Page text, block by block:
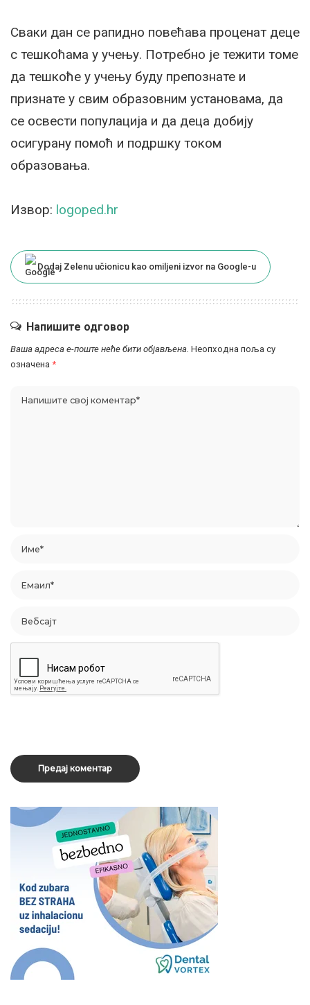
Сваки дан се рапидно повећава проценат деце
с тешкоћама у учењу. Потребно је тежити томе
да тешкоће у учењу буду препознате и
признате у свим образовним установама, да
се освести популација и да деца добију
осигурану помоћ и подршку током
образовања.
Извор: logoped.hr
Dodaj Zelenu učionicu kao omiljeni izvor na Google-u
Напишите одговор
Ваша адреса е-поште неће бити објављена. Неопходна поља су
означена *